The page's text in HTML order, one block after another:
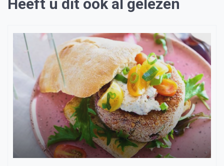
Heeft u dit ook al gelezen